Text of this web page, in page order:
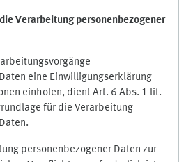
Verarbeitung personenbezogener
eine Einwilligungserklärung
einholen, dient Art. 6 Abs. 1 lit.
für die Verarbeitung
personenbezogener Daten zur